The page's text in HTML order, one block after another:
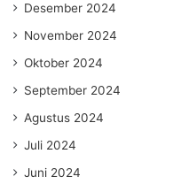
Desember 2024
November 2024
Oktober 2024
September 2024
Agustus 2024
Juli 2024
Juni 2024